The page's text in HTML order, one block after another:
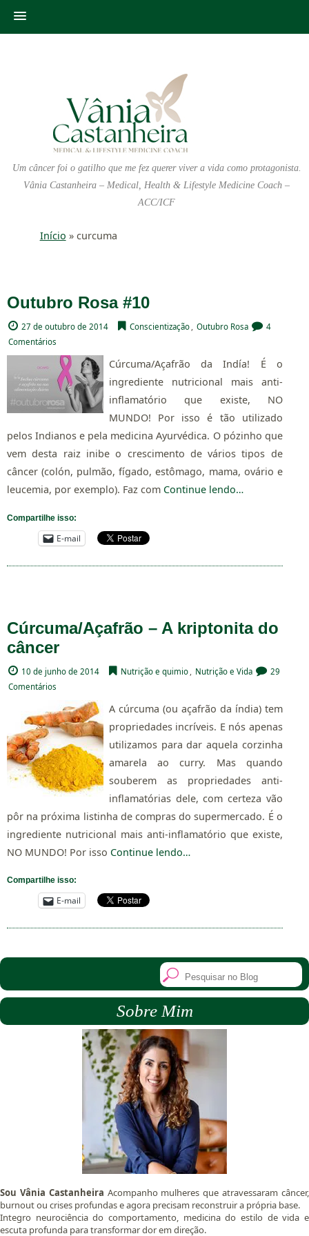
Um câncer foi o gatilho que me fez querer viver a vida como protagonista.
Vânia Castanheira – Medical, Health & Lifestyle Medicine Coach –
ACC/ICF
Início » curcuma
Outubro Rosa #10
27 de outubro de 2014 Conscientização , Outubro Rosa
4
Comentários
Cúrcuma/Açafrão da Indía! É o
ingrediente nutricional mais anti-
inflamatório que existe, NO
MUNDO! Por isso é tão utilizado
pelos Indianos e pela medicina Ayurvédica. O pózinho que
vem desta raiz inibe o crescimento de vários tipos de
câncer (colón, pulmão, fígado, estômago, mama, ovário e
leucemia, por exemplo). Faz com Continue lendo…
Compartilhe isso:
E-mail
Cúrcuma/Açafrão – A kriptonita do
câncer
10 de junho de 2014 Nutrição e quimio Nutrição e Vida
29
Comentários
A cúrcuma (ou açafrão da índia) tem
propriedades incríveis. E nós apenas
utilizamos para dar aquela corzinha
amarela ao curry. Mas quando
souberem as propriedades anti-
inflamatórias dele, com certeza vão
pôr na próxima listinha de compras do supermercado. É o
ingrediente nutricional mais anti-inflamatório que existe,
NO MUNDO! Por isso Continue lendo…
Compartilhe isso:
E-mail
Sobre Mim
Sou Vânia Castanheira Acompanho mulheres que atravessaram câncer,
burnout ou crises profundas e agora precisam reconstruir a própria base.
Integro neurociência do comportamento, medicina do estilo de vida e
escuta profunda para transformar dor em direção.